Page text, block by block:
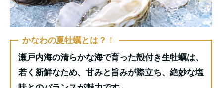
かなわの夏牡蠣とは？！
瀬戸内海の清らかな海で育った殻付き生牡蠣は、
若く新鮮なため、甘みと旨みが際立ち、絶妙な塩